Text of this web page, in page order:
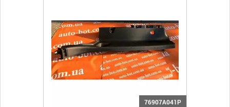
76907A041P